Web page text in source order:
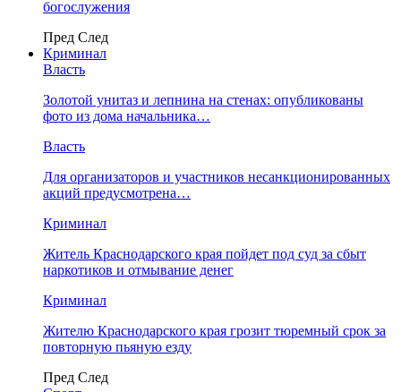
богослужения
Пред След
Криминал
Власть
​Золотой унитаз и лепнина на стенах: опубликованы
фото из дома начальника…
Власть
Для организаторов и участников несанкционированных
акций предусмотрена…
Криминал
Житель Краснодарского края пойдет под суд за сбыт
наркотиков и отмывание денег
Криминал
Жителю Краснодарского края грозит тюремный срок за
повторную пьяную езду
Пред След